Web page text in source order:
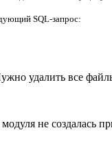
SQL-запрос:
удалить все
не создалась